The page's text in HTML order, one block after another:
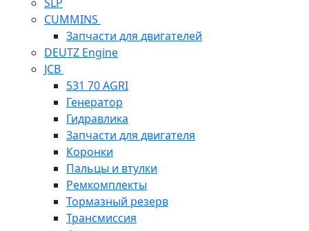
CUMMINS
Запчасти для двигателей
DEUTZ Engine
JCB
531 70 AGRI
Генератор
Гидравлика
Запчасти для двигателя
Коронки
Пальцы и втулки
Ремкомплекты
Тормазный резерв
Трансмиссия